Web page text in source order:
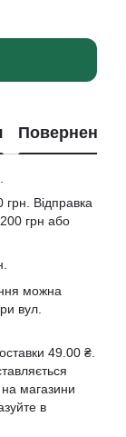
Повернення
грн. Відправка
200 грн або
можна
вул.
49.00 ₴.
на магазини
в